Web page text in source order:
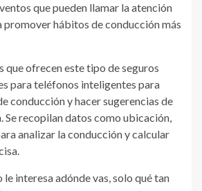
que pueden llamar la atención
hábitos de conducción más
que ofrecen este tipo de seguros
para teléfonos inteligentes para
conducción y hacer sugerencias de
Se recopilan datos como ubicación,
analizar la conducción y calcular
le interesa adónde vas, solo qué tan